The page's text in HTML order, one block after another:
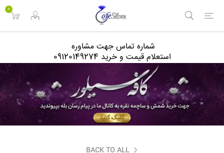
0
شماره تماس جهت مشاوره
استعلام قیمت و خرید 09120149274
BACK TO ALL